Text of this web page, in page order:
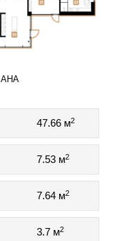
47.66 м2
7.53 м2
7.64 м2
3.7 м2